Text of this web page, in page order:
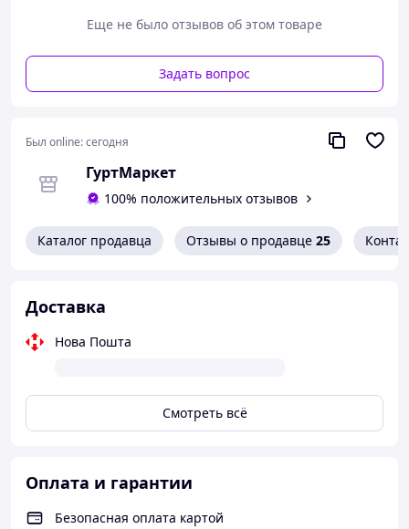
Количество автоматических программ6
Автоматические
программыМОЛОКО;КИПЯТИНИЕ;СУП;ЖАРКА;ТУШИРО
Защита от перегрева
Мощность конфорок, Вт1400
Диаметр комфорок, см19
КомплектацияНастольная плита;Инструкция
Гарантия, р2
Еще не было отзывов об этом товаре
Задать вопрос
Был online:сегодня
ГуртМаркет
100% положительных отзывов
Каталог продавца Отзывы о продавце 25
Доставка
Нова Пошта
Смотреть всё
Оплата и гарантии
Безопасная оплата картой